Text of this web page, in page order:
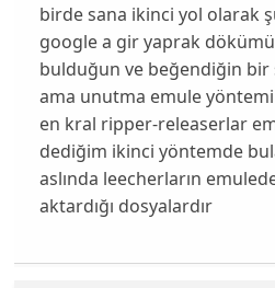
birde sana ikinci yol olarak
google a gir yaprak
bulduğun ve beğendiğin bir
ama unutma emule
en kral ripper-releaserlar
dediğim ikinci yöntemde
aslında leecherların
aktardığı dosyalardır